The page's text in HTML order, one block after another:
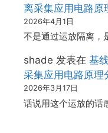
离采集应用电路原
2026年4月1日
不是通过运放隔离，
shade 发表在 基
采集应用电路原理
2026年3月17日
话说用这个运放的话